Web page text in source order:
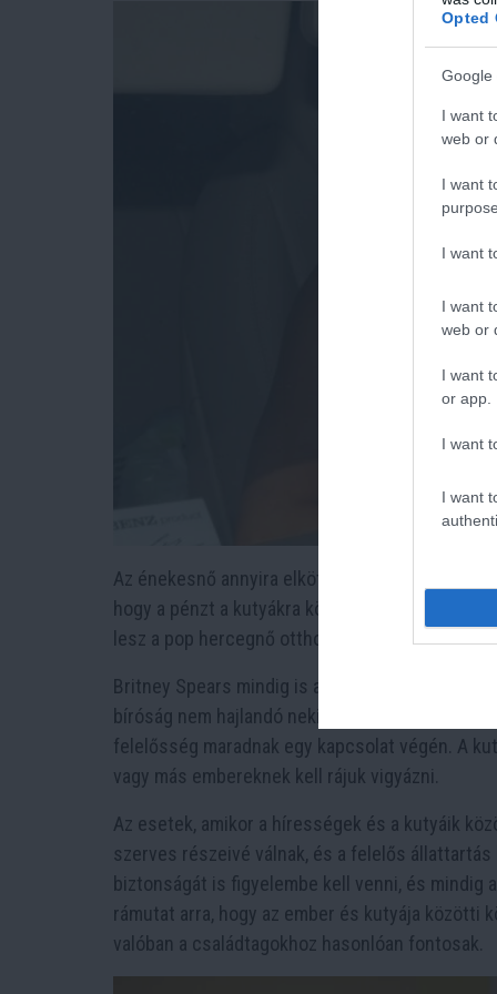
Opted
Google
I want
web or
I want
I want
I want
web or
I want
or app.
I want
I want
Az énekesnő annyira elkötelezett kedvencei
hogy a pénzt a kutyákra költhesse. Minden
lesz a pop hercegnő otthonában.
Britney Spears mindig is aktívan támogatta az
bíróság nem hajlandó neki ítélni a két kutyát,
felelősség maradnak egy kapcsolat végén. A
vagy más embereknek kell rájuk vigyázni.
Az esetek, amikor a hírességek és a kutyáik
szerves részeivé válnak, és a felelős
biztonságát is figyelembe kell venni, és mindig
rámutat arra, hogy az ember és kutyája közötti
valóban a családtagokhoz hasonlóan fontosak.